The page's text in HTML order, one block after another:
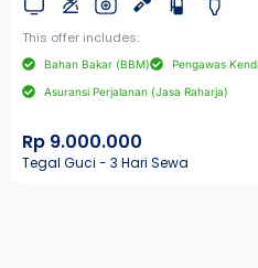
This offer includes:
Bahan Bakar (BBM) Pengawas
Asuransi Perjalanan (Jasa Raharja)
Rp 9.000.000
Tegal Guci - 3 Hari Sewa